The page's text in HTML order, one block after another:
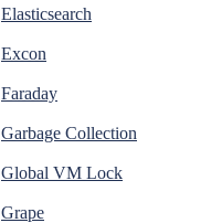
Elasticsearch
Excon
Faraday
Garbage Collection
Global VM Lock
Grape